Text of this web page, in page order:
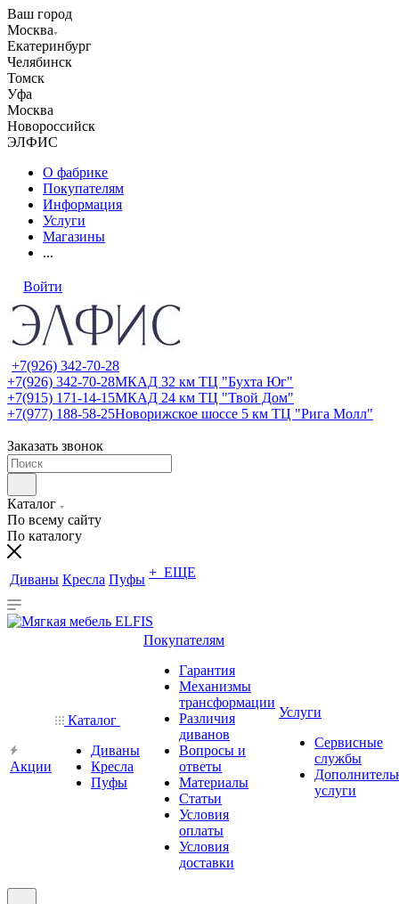
Ваш город
Москва
Екатеринбург
Челябинск
Томск
Уфа
Москва
Новороссийск
ЭЛФИС
О фабрике
Покупателям
Информация
Услуги
Магазины
...
Войти
+7(926) 342-70-28
+7(926) 342-70-28МКАД 32 км ТЦ "Бухта Юг"
+7(915) 171-14-15МКАД 24 км ТЦ "Твой Дом"
+7(977) 188-58-25Новорижское шоссе 5 км ТЦ "Рига Молл"
Заказать звонок
Каталог
По всему сайту
По каталогу
Диваны Кресла Пуфы + ЕЩЕ
Акции
Каталог
Диваны
Кресла
Пуфы
Покупателям
Гарантия
Механизмы
трансформации
Различия
диванов
Вопросы и
ответы
Материалы
Статьи
Условия
оплаты
Условия
доставки
Услуги
Сервисные
службы
услуги